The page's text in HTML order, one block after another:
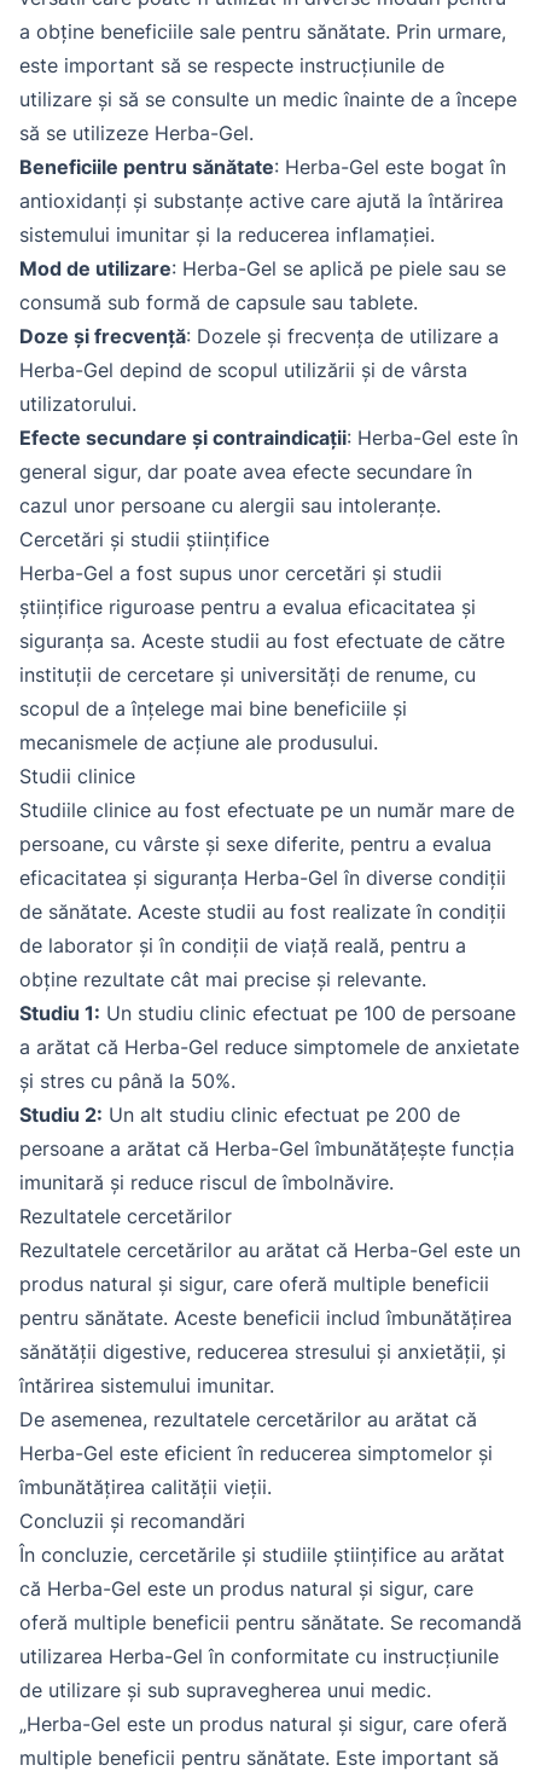
a obține beneficiile sale pentru sănătate. Prin urmare,
este important să se respecte instrucțiunile de
utilizare și să se consulte un medic înainte de a începe
să se utilizeze Herba-Gel.
Beneficiile pentru sănătate: Herba-Gel este bogat în
antioxidanți și substanțe active care ajută la întărirea
sistemului imunitar și la reducerea inflamației.
Mod de utilizare: Herba-Gel se aplică pe piele sau se
consumă sub formă de capsule sau tablete.
Doze și frecvență: Dozele și frecvența de utilizare a
Herba-Gel depind de scopul utilizării și de vârsta
utilizatorului.
Efecte secundare și contraindicații: Herba-Gel este în
general sigur, dar poate avea efecte secundare în
cazul unor persoane cu alergii sau intoleranțe.
Cercetări și studii științifice
Herba-Gel a fost supus unor cercetări și studii
științifice riguroase pentru a evalua eficacitatea și
siguranța sa. Aceste studii au fost efectuate de către
instituții de cercetare și universități de renume, cu
scopul de a înțelege mai bine beneficiile și
mecanismele de acțiune ale produsului.
Studii clinice
Studiile clinice au fost efectuate pe un număr mare de
persoane, cu vârste și sexe diferite, pentru a evalua
eficacitatea și siguranța Herba-Gel în diverse condiții
de sănătate. Aceste studii au fost realizate în condiții
de laborator și în condiții de viață reală, pentru a
obține rezultate cât mai precise și relevante.
Studiu 1: Un studiu clinic efectuat pe 100 de persoane
a arătat că Herba-Gel reduce simptomele de anxietate
și stres cu până la 50%.
Studiu 2: Un alt studiu clinic efectuat pe 200 de
persoane a arătat că Herba-Gel îmbunătățește funcția
imunitară și reduce riscul de îmbolnăvire.
Rezultatele cercetărilor
Rezultatele cercetărilor au arătat că Herba-Gel este un
produs natural și sigur, care oferă multiple beneficii
pentru sănătate. Aceste beneficii includ îmbunătățirea
sănătății digestive, reducerea stresului și anxietății, și
întărirea sistemului imunitar.
De asemenea, rezultatele cercetărilor au arătat că
Herba-Gel este eficient în reducerea simptomelor și
îmbunătățirea calității vieții.
Concluzii și recomandări
În concluzie, cercetările și studiile științifice au arătat
că Herba-Gel este un produs natural și sigur, care
oferă multiple beneficii pentru sănătate. Se recomandă
utilizarea Herba-Gel în conformitate cu instrucțiunile
de utilizare și sub supravegherea unui medic.
„Herba-Gel este un produs natural și sigur, care oferă
multiple beneficii pentru sănătate. Este important să